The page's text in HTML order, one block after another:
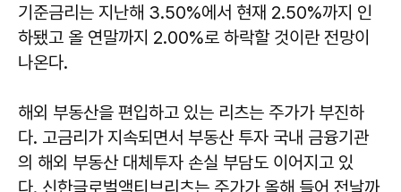
기준금리는 지난해 3.50%에서 현재 2.50%까지 인
하됐고 올 연말까지 2.00%로 하락할 것이란 전망이
나온다.
해외 부동산을 편입하고 있는 리츠는 주가가 부진하
다. 고금리가 지속되면서 부동산 투자 국내 금융기관
의 해외 부동산 대체투자 손실 부담도 이어지고 있